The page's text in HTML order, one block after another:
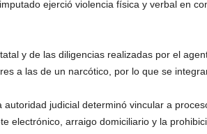
ejerció violencia física y verbal en
y de las diligencias realizadas por el
a las de un narcótico, por lo que se
judicial determinó vincular a
electrónico, arraigo domiciliario y la